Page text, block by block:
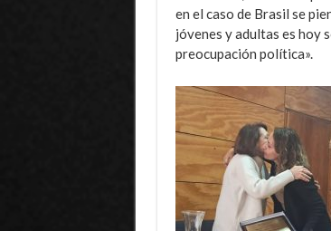
en el caso de Brasil se
jóvenes y adultas es hoy
preocupación política».